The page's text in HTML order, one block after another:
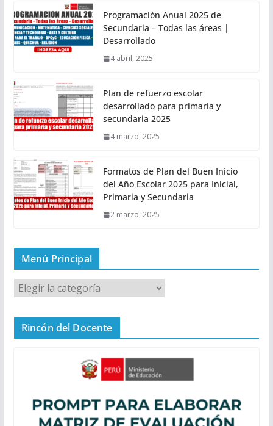
Programación Anual 2025 de
Secundaria – Todas las áreas |
Desarrollado
4 abril, 2025
Plan de refuerzo escolar
desarrollado para primaria y
secundaria 2025
4 marzo, 2025
Formatos de Plan del Buen Inicio
del Año Escolar 2025 para Inicial,
Primaria y Secundaria
2 marzo, 2025
Menú Principal
M
n
Rincón del Docente